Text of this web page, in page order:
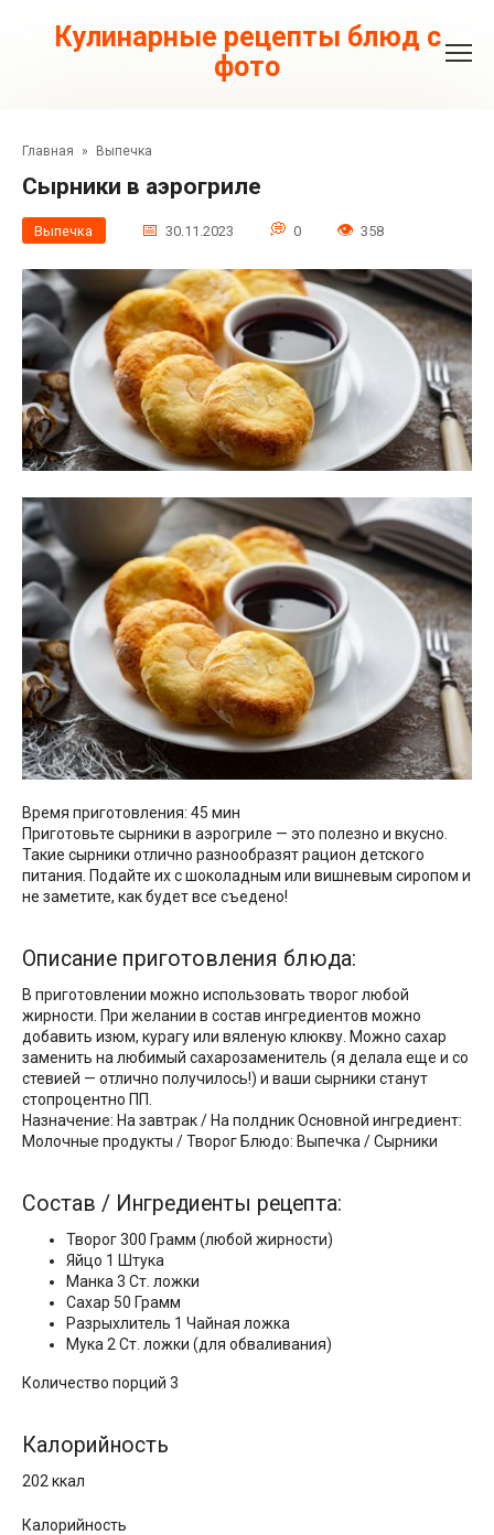
контентуКулинарные рецепты блюд с
фото
Главная » Выпечка
Cырники в аэрогриле
Выпечка 30.11.2023 0 358
Время приготовления: 45 мин
Приготовьте сырники в аэрогриле — это полезно и вкусно.
Такие сырники отлично разнообразят рацион детского
питания. Подайте их с шоколадным или вишневым сиропом и
не заметите, как будет все съедено!
Описание приготовления блюда:
В приготовлении можно использовать творог любой
жирности. При желании в состав ингредиентов можно
добавить изюм, курагу или вяленую клюкву. Можно сахар
заменить на любимый сахарозаменитель (я делала еще и со
стевией — отлично получилось!) и ваши сырники станут
стопроцентно ПП.
Назначение: На завтрак / На полдник Основной ингредиент:
Молочные продукты / Творог Блюдо: Выпечка / Сырники
Состав / Ингредиенты рецепта:
Творог 300 Грамм (любой жирности)
Яйцо 1 Штука
Манка 3 Ст. ложки
Сахар 50 Грамм
Разрыхлитель 1 Чайная ложка
Мука 2 Ст. ложки (для обваливания)
Количество порций 3
Калорийность
202 ккал
Калорийность